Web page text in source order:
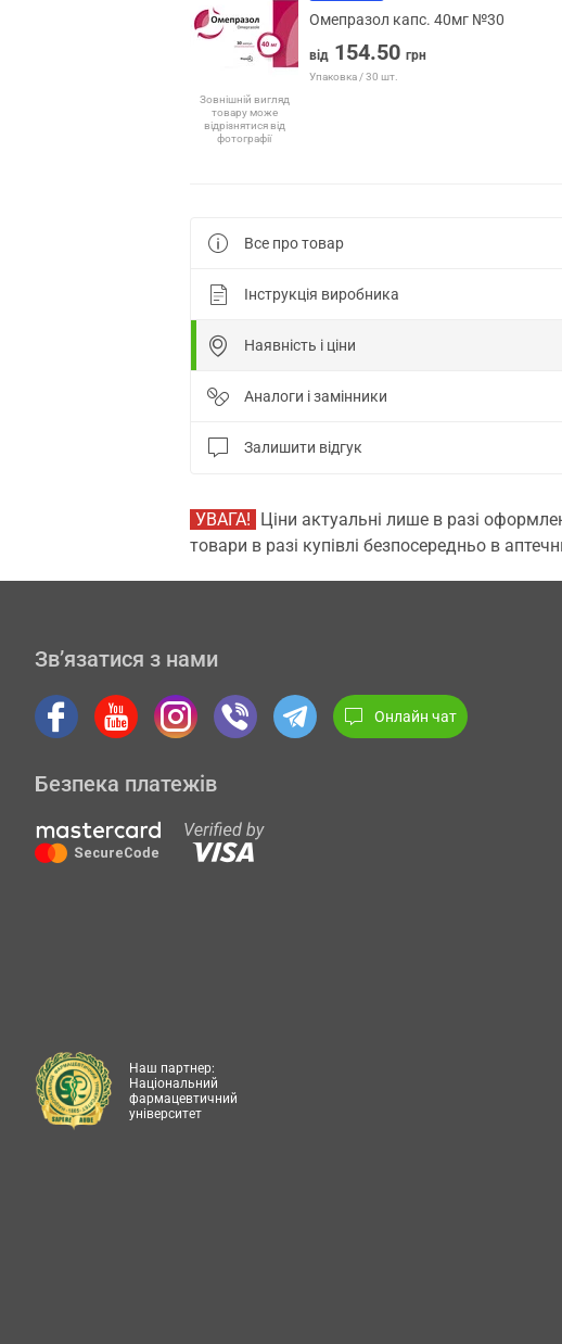
Зовнішній вигляд
товару може
відрізнятися від
фотографії
Омепразол капс. 40мг №30
від 154.50 грн
Упаковка / 30 шт.
Все про товар
Інструкція виробника
Наявність і ціни
Аналоги і замінники
Залишити відгук
УВАГА! Ціни актуальні лише в разі
товари в разі купівлі безпосередньо в
Зв’язатися з нами
Онлайн чат
Безпека платежів
Наш партнер:
Національний
фармацевтичний
університет